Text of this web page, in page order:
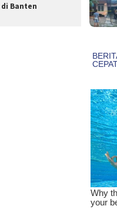
Banten